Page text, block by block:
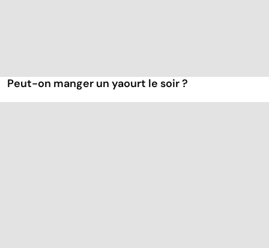
Peut-on manger un yaourt le soir ?